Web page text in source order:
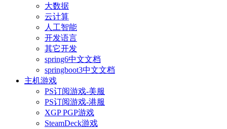
大数据
云计算
人工智能
开发语言
其它开发
spring6中文文档
springboot3中文文档
主机游戏
PS订阅游戏-美服
PS订阅游戏-港服
XGP PGP游戏
SteamDeck游戏